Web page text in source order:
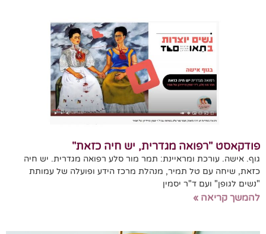
פודקאסט "רפואה מגדרית, יש חיה כזאת"
גוף. אישה. עורכת ומראיינת: תמר מור סלע רפואה מגדרית. יש חיה
כזאת, שיחה עם טל תמיר, מנהלת מרכז הידע ופועלה של עמותת
"נשים לגופן" ועם ד"ר יסמין
להמשך קריאה »